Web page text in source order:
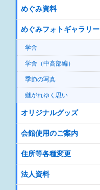
めぐみ資料
めぐみフォトギャラリー
学舎
学舎（中高部編）
季節の写真
継がれゆく思い
オリジナルグッズ
会館使用のご案内
住所等各種変更
法人資料